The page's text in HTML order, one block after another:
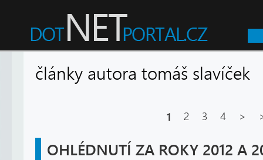
články autora tomáš
1 2 3 4 >
OHLÉDNUTÍ ZA ROKY 2012 A